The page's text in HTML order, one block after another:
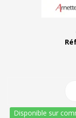
Disponible sur